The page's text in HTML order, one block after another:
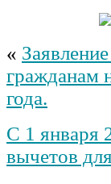
«
гражданам
года.
С 1 января
вычетов